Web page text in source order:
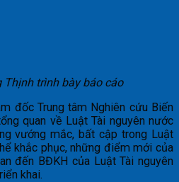
Thịnh trình bày báo cáo
đốc Trung tâm Nghiên cứu Biến
quan về Luật Tài nguyên nước
vướng mắc, bất cập trong Luật
khắc phục, những điểm mới của
đến BĐKH của Luật Tài nguyên
khai.